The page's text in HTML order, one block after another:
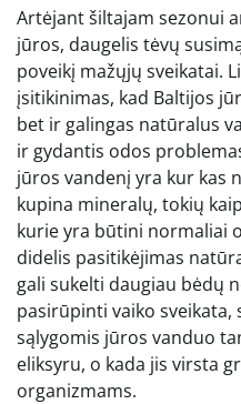
Artėjant šiltajam sezonui
jūros, daugelis tėvų
poveikį mažųjų sveikatai.
įsitikinimas, kad Baltijos
bet ir galingas natūralus
ir gydantis odos
jūros vandenį yra kur kas
kupina mineralų, tokių
kurie yra būtini normaliai
didelis pasitikėjimas
gali sukelti daugiau bėdų
pasirūpinti vaiko
sąlygomis jūros vanduo
eliksyru, o kada jis virsta
organizmams.